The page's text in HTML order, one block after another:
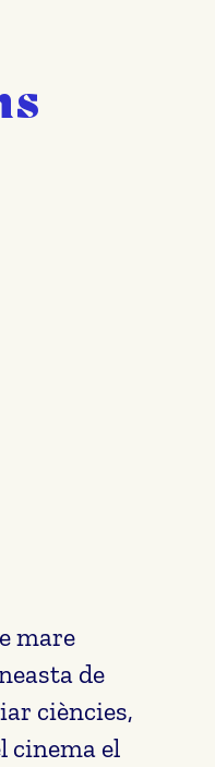
mare
de
ciències,
cinema el